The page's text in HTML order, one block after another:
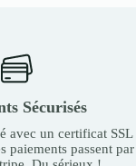
Sécurisés
avec un certificat SSL
paiements passent par